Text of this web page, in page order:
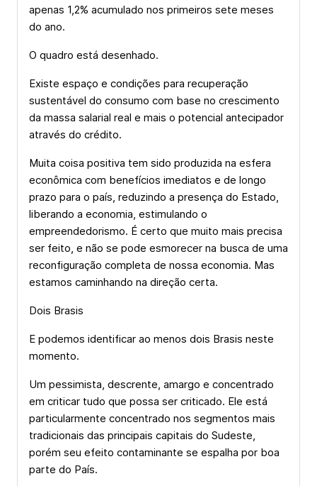
apenas 1,2% acumulado nos primeiros sete meses
do ano.
O quadro está desenhado.
Existe espaço e condições para recuperação
sustentável do consumo com base no crescimento
da massa salarial real e mais o potencial antecipador
através do crédito.
Muita coisa positiva tem sido produzida na esfera
econômica com benefícios imediatos e de longo
prazo para o país, reduzindo a presença do Estado,
liberando a economia, estimulando o
empreendedorismo. É certo que muito mais precisa
ser feito, e não se pode esmorecer na busca de uma
reconfiguração completa de nossa economia. Mas
estamos caminhando na direção certa.
Dois Brasis
E podemos identificar ao menos dois Brasis neste
momento.
Um pessimista, descrente, amargo e concentrado
em criticar tudo que possa ser criticado. Ele está
particularmente concentrado nos segmentos mais
tradicionais das principais capitais do Sudeste,
porém seu efeito contaminante se espalha por boa
parte do País.